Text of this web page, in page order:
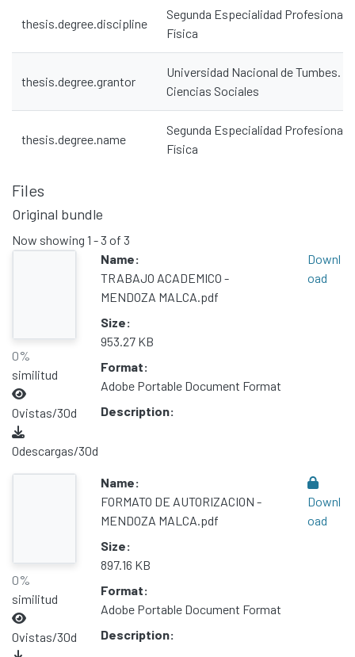
Communities & Collections
Statistics
Contacto
Políticas
thesis.degree.discipline
Segunda Especialidad Profesional
Física
thesis.degree.grantor
Universidad Nacional de Tumbes.
Ciencias Sociales
thesis.degree.name
Segunda Especialidad Profesional
Física
Files
Original bundle
Now showing 1 - 3 of 3
0%
similitud
0vistas/30d
0descargas/30d
Name:
TRABAJO ACADEMICO -
MENDOZA MALCA.pdf
Size:
953.27 KB
Format:
Adobe Portable Document Format
Description:
Downl
oad
0%
similitud
0vistas/30d
Name:
FORMATO DE AUTORIZACION -
MENDOZA MALCA.pdf
Size:
897.16 KB
Format:
Adobe Portable Document Format
Description:
Downl
oad